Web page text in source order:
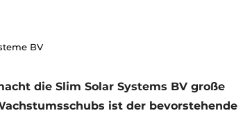
BV
die Slim Solar Systems BV große
ist der bevorstehende